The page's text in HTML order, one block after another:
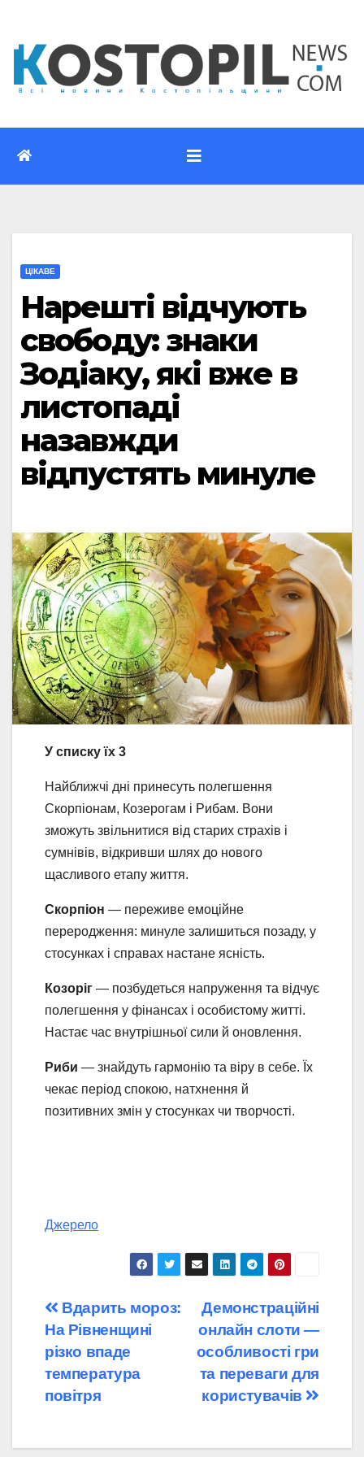
вмісту
ЦІКАВЕ
Нарешті відчують
свободу: знаки
Зодіаку, які вже в
листопаді
назавжди
відпустять минуле
У списку їх 3
Найближчі дні принесуть полегшення
Скорпіонам, Козерогам і Рибам. Вони
зможуть звільнитися від старих страхів і
сумнівів, відкривши шлях до нового
щасливого етапу життя.
Скорпіон — переживе емоційне
переродження: минуле залишиться позаду, у
стосунках і справах настане ясність.
Козоріг — позбудеться напруження та відчує
полегшення у фінансах і особистому житті.
Настає час внутрішньої сили й оновлення.
Риби — знайдуть гармонію та віру в себе. Їх
чекає період спокою, натхнення й
позитивних змін у стосунках чи творчості.
Джерело
Навігація
записів
Демонстраційні
онлайн слоти —
особливості гри
та переваги для
користувачів
Вдарить мороз:
На Рівненщині
різко впаде
температура
повітря